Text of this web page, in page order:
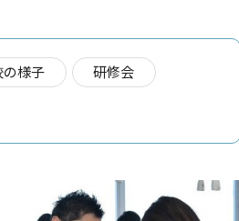
の様子 研修会